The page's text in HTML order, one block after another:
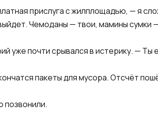
прислуга с жилплощадью, — я
Чемоданы — твои, мамины
уже почти срывался в истерику. —
пакеты для мусора. Отсчёт
позвонили.